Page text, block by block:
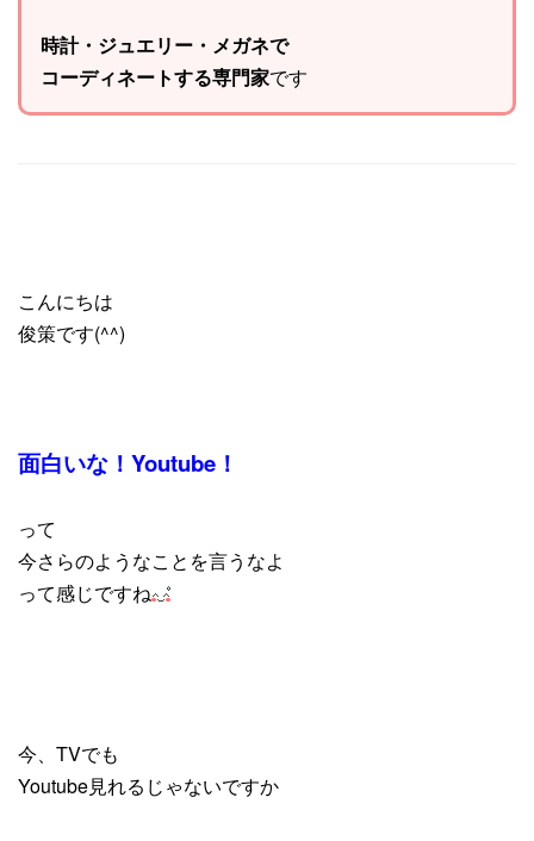
時計・ジュエリー・メガネで
コーディネートする専門家です
こんにちは
俊策です(^^)
面白いな！Youtube！
って
今さらのようなことを言うなよ
って感じですね
今、TVでも
Youtube見れるじゃないですか